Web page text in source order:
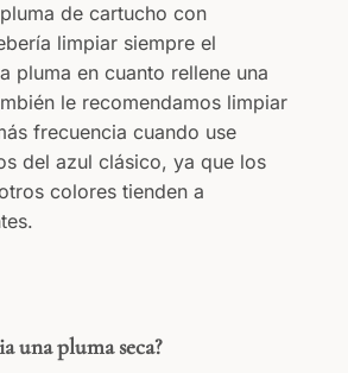
de cartucho con
limpiar siempre el
pluma en cuanto rellene una
le recomendamos limpiar
frecuencia cuando use
del azul clásico, ya que los
colores tienden a
una pluma seca?